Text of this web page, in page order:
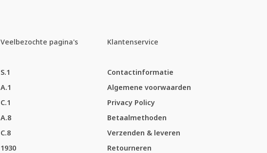
Veelbezochte pagina's
S.1
A.1
C.1
A.8
C.8
1930
Klantenservice
Contactinformatie
Algemene voorwaarden
Privacy Policy
Betaalmethoden
Verzenden & leveren
Retourneren